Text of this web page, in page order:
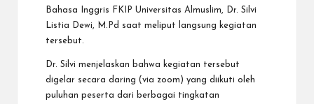
Bahasa Inggris FKIP Universitas Almuslim, Dr. Silvi
Listia Dewi, M.Pd saat meliput langsung kegiatan
tersebut.
Dr. Silvi menjelaskan bahwa kegiatan tersebut
digelar secara daring (via zoom) yang diikuti oleh
puluhan peserta dari berbagai tingkatan